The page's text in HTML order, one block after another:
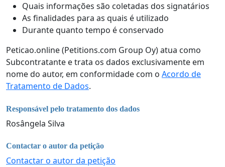
Quais informações são coletadas dos signatários
As finalidades para as quais é utilizado
Durante quanto tempo é conservado
Peticao.online (Petitions.com Group Oy) atua como
Subcontratante e trata os dados exclusivamente em
nome do autor, em conformidade com o Acordo de
Tratamento de Dados.
Responsável pelo tratamento dos dados
Rosângela Silva
Contactar o autor da petição
Contactar o autor da petição